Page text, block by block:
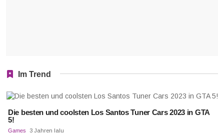
Im Trend
Die besten und coolsten Los Santos Tuner Cars 2023 in GTA
5!
Games 3 Jahren lalu